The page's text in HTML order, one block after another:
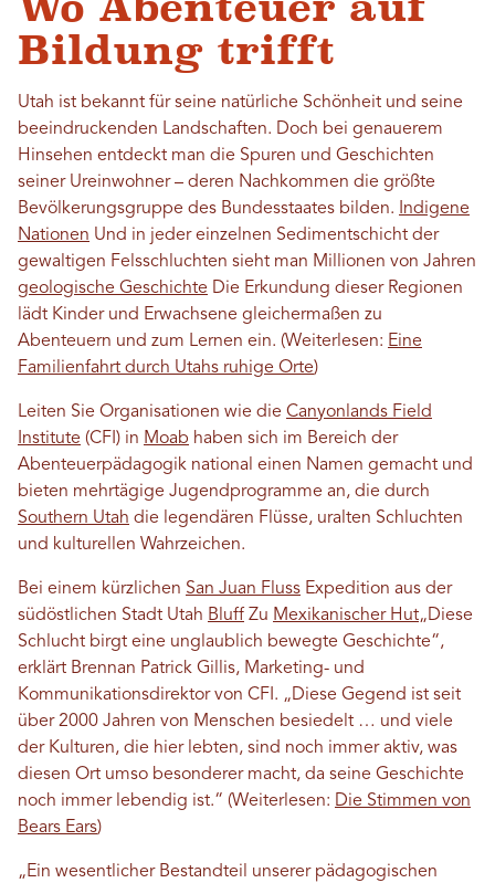
Bildung trifft
Utah ist bekannt für seine natürliche Schönheit und seine
beeindruckenden Landschaften. Doch bei genauerem
Hinsehen entdeckt man die Spuren und Geschichten
seiner Ureinwohner – deren Nachkommen die größte
Bevölkerungsgruppe des Bundesstaates bilden.
Indigene
Nationen Und in jeder einzelnen Sedimentschicht der
gewaltigen Felsschluchten sieht man Millionen von Jahren
geologische Geschichte Die Erkundung dieser Regionen
lädt Kinder und Erwachsene gleichermaßen zu
Abenteuern und zum Lernen ein. (Weiterlesen: Eine
Familienfahrt durch Utahs ruhige Orte)
Leiten Sie Organisationen wie die Canyonlands Field
Institute (CFI) in Moab haben sich im Bereich der
Abenteuerpädagogik national einen Namen gemacht und
bieten mehrtägige Jugendprogramme an, die durch
Southern Utah die legendären Flüsse, uralten Schluchten
und kulturellen Wahrzeichen.
Bei einem kürzlichen San Juan Fluss Expedition aus der
südöstlichen Stadt Utah Bluff Zu Mexikanischer Hut„Diese
Schlucht birgt eine unglaublich bewegte Geschichte“,
erklärt Brennan Patrick Gillis, Marketing- und
Kommunikationsdirektor von CFI. „Diese Gegend ist seit
über 2000 Jahren von Menschen besiedelt … und viele
der Kulturen, die hier lebten, sind noch immer aktiv, was
diesen Ort umso besonderer macht, da seine Geschichte
noch immer lebendig ist.“ (Weiterlesen: Die Stimmen von
Bears Ears)
„Ein wesentlicher Bestandteil unserer pädagogischen